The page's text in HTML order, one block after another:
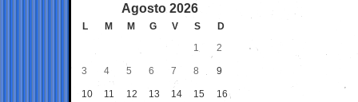
Agosto 2026
L M M G V S
D
1
2
3 4 5 6 7 8 9
10 11 12 13 14 15 16